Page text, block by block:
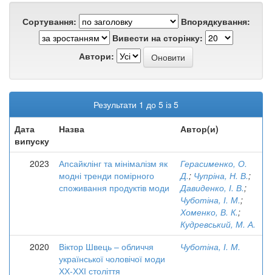
Сортування:
Впорядкування:
Вивести на сторінку:
Автори:
Результати 1 до 5 із 5
Дата
випуску
Назва Автор(и)
2023
Апсайклінг та мінімалізм як
модні тренди помірного
споживання продуктів моди
Герасименко, О.
Д.; Чупріна, Н. В.;
Давиденко, І. В.;
Чуботіна, І. М.;
Хоменко, В. К.;
Кудревський, М. А.
2020
Віктор Швець – обличчя
української чоловічої моди
ХХ-ХХІ століття
Чуботіна, І. М.